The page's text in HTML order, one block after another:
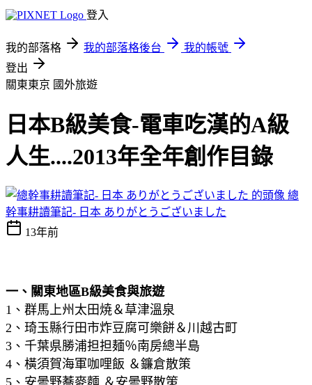
登入
我的部落格 我的部落格後台
我的帳號
登出
關東東京 國外旅遊
日本B級美食-電車吃漢的A級
人生....2013年全年創作目錄
總
幹事耕讀筆記- 日本 ありがとうございました
13年前
一、關東地區B級美食與旅遊
1、群馬上州太田焼＆草津溫泉
2、琦玉縣行田市炸豆腐可樂餅＆川越古町
3、千葉県勝浦担担麺％南房總半島
4、橫須賀海軍咖哩飯 ＆鐮倉散策
5、安曇野蕎麥麵 ＆安曇野散策